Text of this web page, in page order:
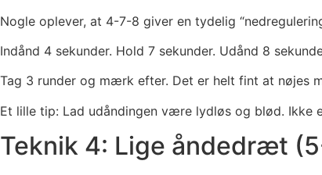
Nogle oplever, at 4-7-8 giver en tydelig
Indånd 4 sekunder. Hold 7 sekunder. Udånd 8
Tag 3 runder og mærk efter. Det er helt fint at nøjes
Et lille tip: Lad udåndingen være lydløs og blød. Ikke
Teknik 4: Lige åndedræt